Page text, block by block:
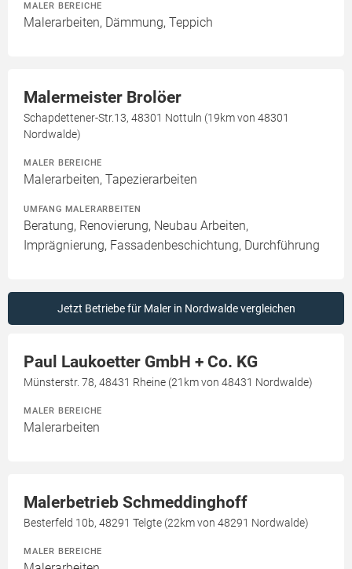
MALER BEREICHE
Malerarbeiten, Dämmung, Teppich
Malermeister Brolöer
Schapdettener-Str.13, 48301 Nottuln (19km von 48301
Nordwalde)
MALER BEREICHE
Malerarbeiten, Tapezierarbeiten
UMFANG MALERARBEITEN
Beratung, Renovierung, Neubau Arbeiten,
Imprägnierung, Fassadenbeschichtung, Durchführung
Jetzt Betriebe für Maler in Nordwalde vergleichen
Paul Laukoetter GmbH + Co. KG
Münsterstr. 78, 48431 Rheine (21km von 48431 Nordwalde)
MALER BEREICHE
Malerarbeiten
Malerbetrieb Schmeddinghoff
Besterfeld 10b, 48291 Telgte (22km von 48291 Nordwalde)
MALER BEREICHE